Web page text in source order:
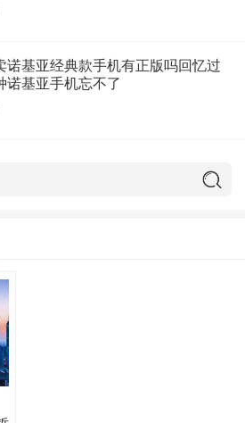
诺基亚经典款手机有正版吗回忆过
诺基亚手机忘不了